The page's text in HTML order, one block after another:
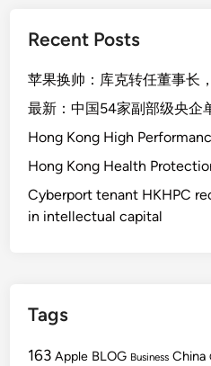
Recent Posts
苹果换帅：库克转任董事长
最新：中国54家副部级央企
Hong Kong High
Hong Kong Health
Cyberport tenant HKHPC
in intellectual capital
Tags
163 Apple BLOG Business China